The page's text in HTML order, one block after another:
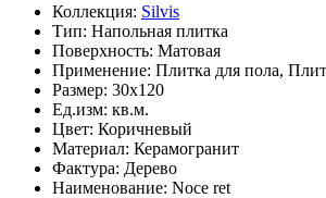
Коллекция: Silvis
Тип: Напольная плитка
Поверхность: Матовая
Применение: Плитка для пола,
Размер: 30x120
Ед.изм: кв.м.
Цвет: Коричневый
Материал: Керамогранит
Фактура: Дерево
Наименование: Noce ret